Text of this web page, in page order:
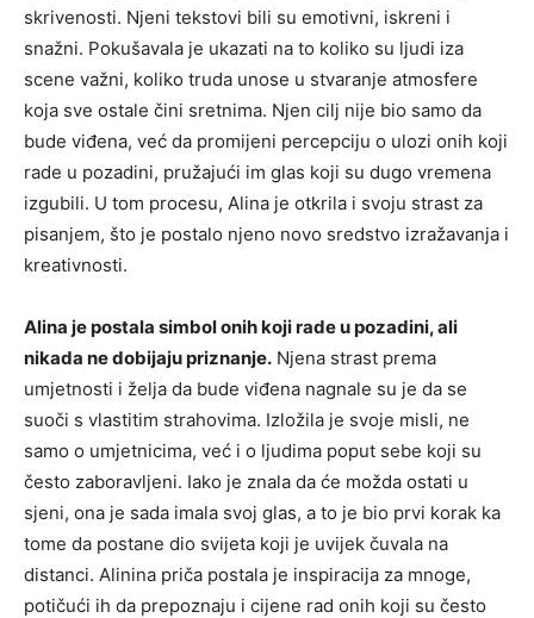
skrivenosti. Njeni tekstovi bili su emotivni, iskreni i
snažni. Pokušavala je ukazati na to koliko su ljudi iza
scene važni, koliko truda unose u stvaranje atmosfere
koja sve ostale čini sretnima. Njen cilj nije bio samo da
bude viđena, već da promijeni percepciju o ulozi onih koji
rade u pozadini, pružajući im glas koji su dugo vremena
izgubili. U tom procesu, Alina je otkrila i svoju strast za
pisanjem, što je postalo njeno novo sredstvo izražavanja i
kreativnosti.
Alina je postala simbol onih koji rade u pozadini, ali
nikada ne dobijaju priznanje. Njena strast prema
umjetnosti i želja da bude viđena nagnale su je da se
suoči s vlastitim strahovima. Izložila je svoje misli, ne
samo o umjetnicima, već i o ljudima poput sebe koji su
često zaboravljeni. Iako je znala da će možda ostati u
sjeni, ona je sada imala svoj glas, a to je bio prvi korak ka
tome da postane dio svijeta koji je uvijek čuvala na
distanci. Alinina priča postala je inspiracija za mnoge,
potičući ih da prepoznaju i cijene rad onih koji su često